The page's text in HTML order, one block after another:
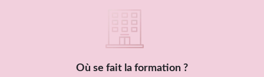
Où se fait la formation ?